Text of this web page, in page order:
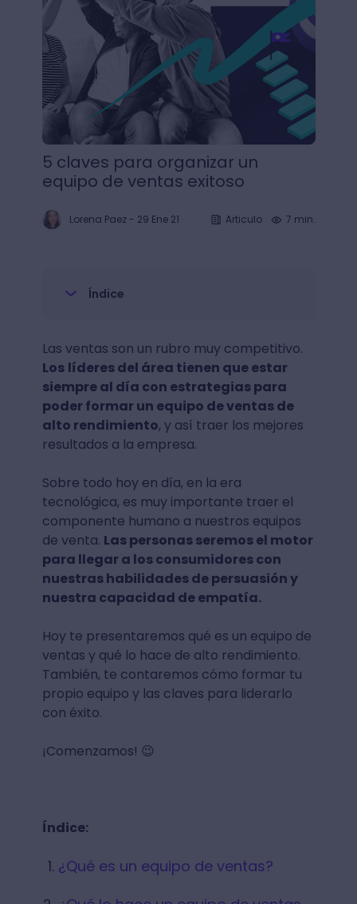
5 claves para organizar un
equipo de ventas exitoso
Lorena Paez- 29 Ene 21 Articulo 7 min.
Índice
Las ventas son un rubro muy competitivo.
Los líderes del área tienen que estar
siempre al día con estrategias para
poder formar un equipo de ventas de
alto rendimiento, y así traer los mejores
resultados a la empresa.
Sobre todo hoy en día, en la era
tecnológica, es muy importante traer el
componente humano a nuestros equipos
de venta. Las personas seremos el motor
para llegar a los consumidores con
nuestras habilidades de persuasión y
nuestra capacidad de empatía.
Hoy te presentaremos qué es un equipo de
ventas y qué lo hace de alto rendimiento.
También, te contaremos cómo formar tu
propio equipo y las claves para liderarlo
con éxito.
¡Comenzamos! 😉
Índice:
¿Qué es un equipo de ventas?